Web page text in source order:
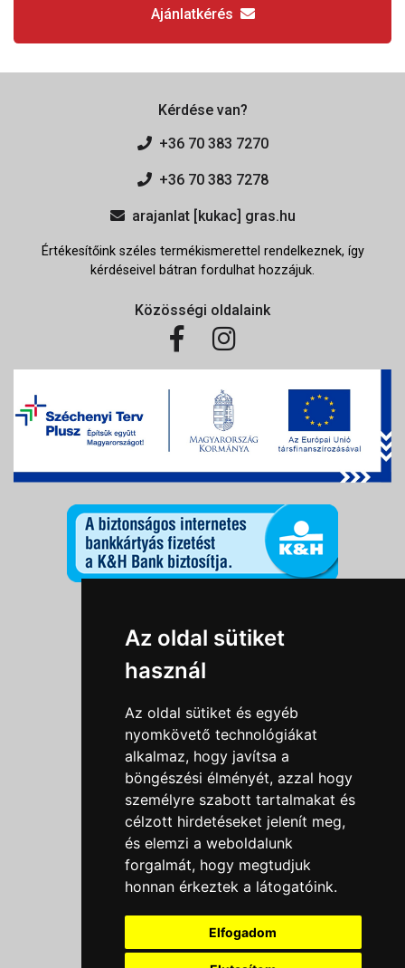
Az oldal sütiket
használ
Az oldal sütiket és egyéb
nyomkövető technológiákat
alkalmaz, hogy javítsa a
böngészési élményét, azzal hogy
személyre szabott tartalmakat és
célzott hirdetéseket jelenít meg,
és elemzi a weboldalunk
forgalmát, hogy megtudjuk
honnan érkeztek a látogatóink.
Elfogadom
Ajánlatkérés
Kérdése van?
+36 70 383 7270
+36 70 383 7278
arajanlat [kukac] gras.hu
Értékesítőink széles termékismerettel rendelkeznek, így
kérdéseivel bátran fordulhat hozzájuk.
Közösségi oldalaink
Információk
Általános szerződési feltételek
Impresszum
Nyereményjáték szabály
Outlet nap nyereményjáték szabályzat
Süti beállítások
Menü
Ajánlatkérés
Szakmai tippek / Újdonságok
Kapcsolat
Letölthető katalógusok
Rólunk